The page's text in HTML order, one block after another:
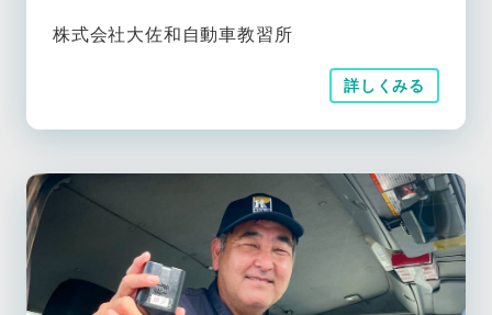
株式会社大佐和自動車教習所
詳しくみる